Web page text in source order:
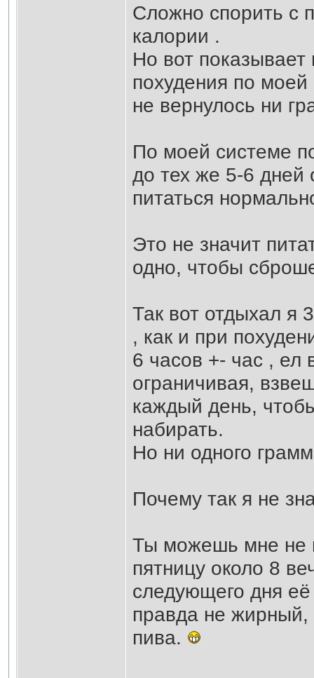
Сложно спорить с
калории .
Но вот
похудения по
не вернулось ни
По моей системе
до тех же 5-6 дней
питаться
Это не значит
одно, чтобы
Так вот отдыхал я
, как и при
6 часов +- час , ел
ограничивая,
каждый день,
набирать.
Но ни одного
Почему так я не
Ты можешь мне не
пятницу около 8
следующего дня
правда не жирный,
пива.